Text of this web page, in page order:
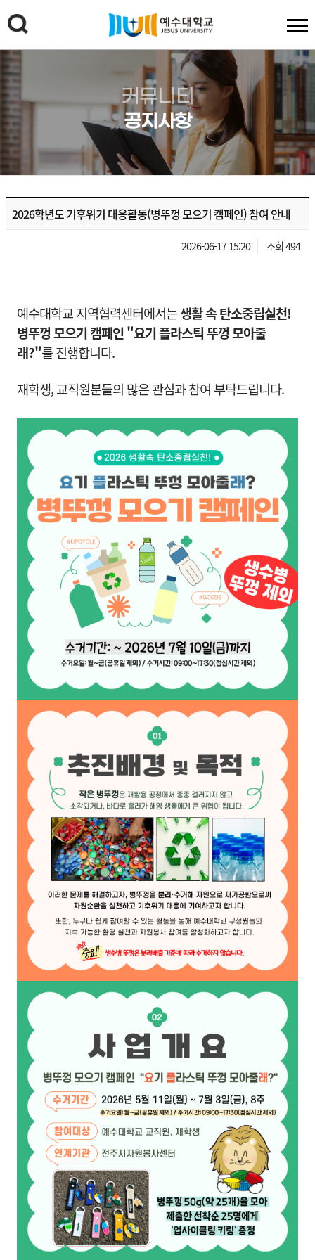
커뮤니티
공지사항
2026학년도 기후위기 대응활동(병뚜껑 모으기 캠페인) 참여 안내
2026-06-17 15:20 조회 494
예수대학교 지역협력센터에서는생활 속 탄소중립실천!
병뚜껑 모으기 캠페인 "요기 플라스틱 뚜껑 모아줄
래?"를 진행합니다.
재학생, 교직원분들의 많은 관심과 참여 부탁드립니다.